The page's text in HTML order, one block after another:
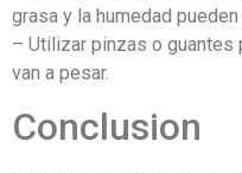
grasa y la humedad
– Utilizar pinzas o guantes
van a pesar.
Conclusion